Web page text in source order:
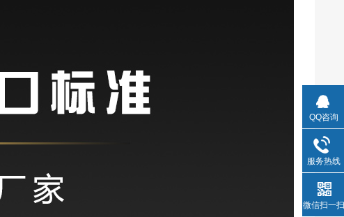
QQ咨询
服务热线
微信扫一扫